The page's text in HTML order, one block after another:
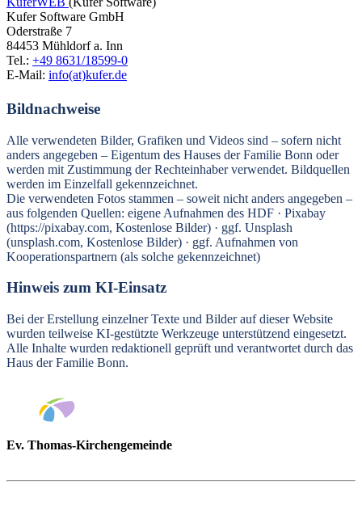
Kufer Software GmbH
Oderstraße 7
84453 Mühldorf a. Inn
Tel.: +49 8631/18599-0
E-Mail: info(at)kufer.de
Bildnachweise
Alle verwendeten Bilder, Grafiken und Videos sind – sofern nicht
anders angegeben – Eigentum des Hauses der Familie Bonn oder
werden mit Zustimmung der Rechteinhaber verwendet. Bildquellen
werden im Einzelfall gekennzeichnet.
Die verwendeten Fotos stammen – soweit nicht anders angegeben –
aus folgenden Quellen: eigene Aufnahmen des HDF · Pixabay
(https://pixabay.com, Kostenlose Bilder) · ggf. Unsplash
(unsplash.com, Kostenlose Bilder) · ggf. Aufnahmen von
Kooperationspartnern (als solche gekennzeichnet)
Hinweis zum KI-Einsatz
Bei der Erstellung einzelner Texte und Bilder auf dieser Website
wurden teilweise KI-gestützte Werkzeuge unterstützend eingesetzt.
Alle Inhalte wurden redaktionell geprüft und verantwortet durch das
Haus der Familie Bonn.
Ev. Thomas-Kirchengemeinde